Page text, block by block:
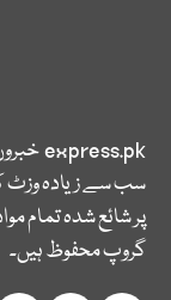
express.pk
سب سے زیادہ وزٹ
پر شائع شدہ تمام
گروپ محفوظ ہیں۔